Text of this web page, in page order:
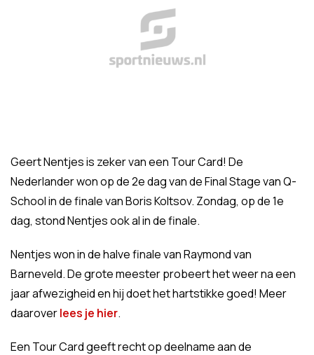
Geert Nentjes is zeker van een Tour Card! De
Nederlander won op de 2e dag van de Final Stage van Q-
School in de finale van Boris Koltsov. Zondag, op de 1e
dag, stond Nentjes ook al in de finale.
Nentjes won in de halve finale van Raymond van
Barneveld. De grote meester probeert het weer na een
jaar afwezigheid en hij doet het hartstikke goed! Meer
daaroverlees je hier.
Een Tour Card geeft recht op deelname aan de